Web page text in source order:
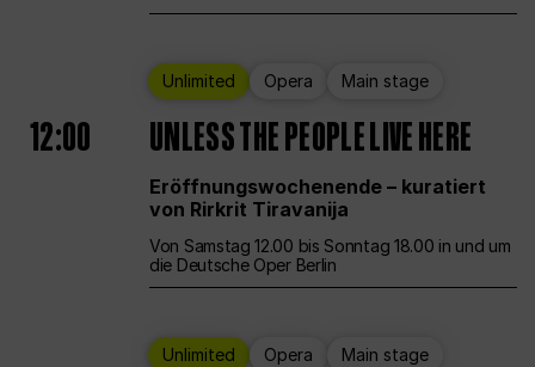
Unlimited Opera Main stage
12:00 UNLESS THE PEOPLE LIVE HERE
Eröffnungswochenende – kuratiert
von Rirkrit Tiravanija
Von Samstag 12.00 bis Sonntag 18.00 in und um
die Deutsche Oper Berlin
Unlimited Opera Main stage